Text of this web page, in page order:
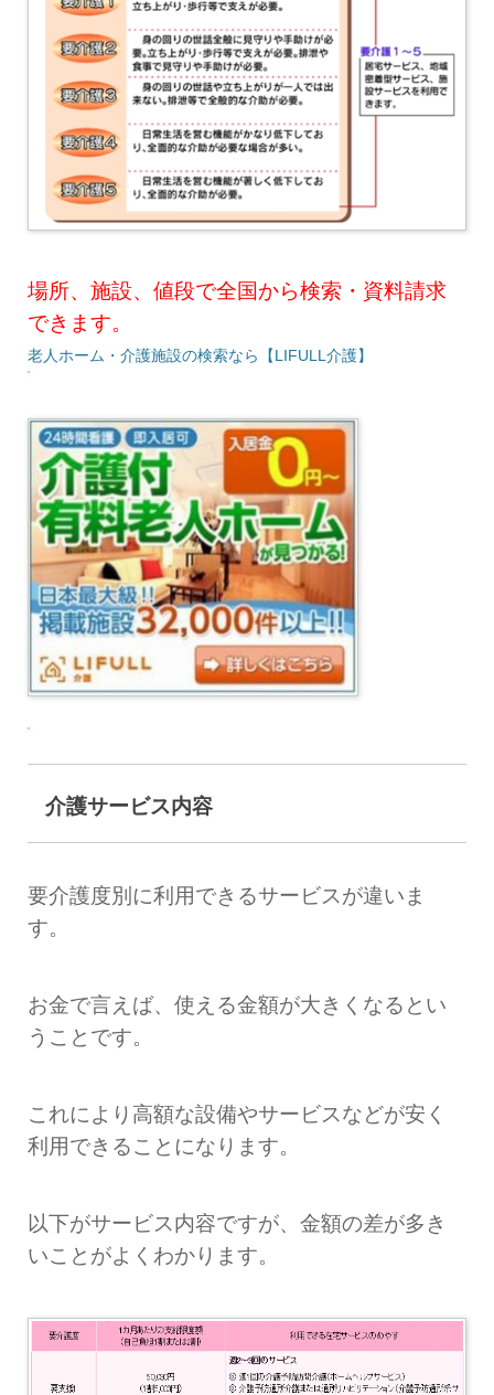
場所、施設、値段で全国から検索・資料請求
できます。
老人ホーム・介護施設の検索なら【LIFULL介護】
介護サービス内容
要介護度別に利用できるサービスが違いま
す。
お金で言えば、使える金額が大きくなるとい
うことです。
これにより高額な設備やサービスなどが安く
利用できることになります。
以下がサービス内容ですが、金額の差が多き
いことがよくわかります。